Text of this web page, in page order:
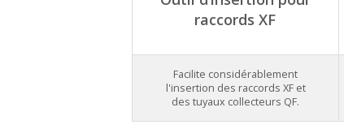
raccords XF
Facilite considérablement
l'insertion des raccords XF et
des tuyaux collecteurs QF.